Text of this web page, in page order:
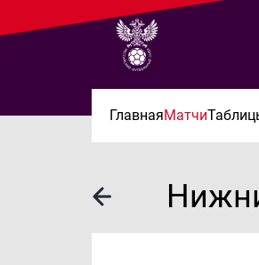
ГлавнаяМатчи